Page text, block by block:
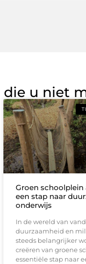
die u niet
Groen schoolplein
een stap naar
onderwijs
In de wereld van
duurzaamheid en
steeds belangrijker
creëren van groene
essentiële stap naar